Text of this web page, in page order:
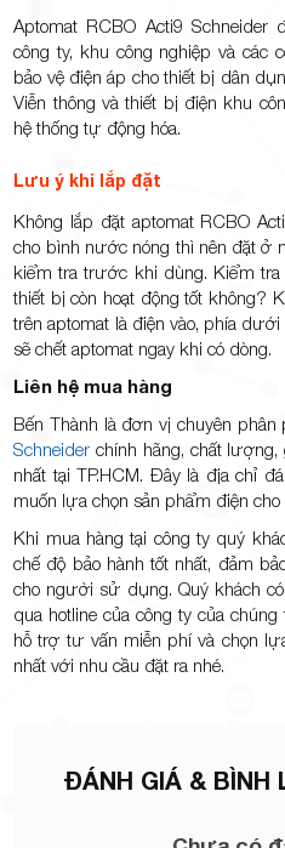
Aptomat RCBO Acti9
công ty, khu công nghiệp và các
bảo vệ điện áp cho thiết bị dân
Viễn thông và thiết bị điện khu
hệ thống tự động hóa.
Lưu ý khi lắp đặt
Không lắp đặt aptomat RCBO
cho bình nước nóng thì nên đặt ở
kiểm tra trước khi dùng. Kiểm
thiết bị còn hoạt động tốt không?
trên aptomat là điện vào, phía
sẽ chết aptomat ngay khi có dòng.
Liên hệ mua hàng
Bến Thành là đơn vị chuyên phân
Schneider chính hãng, chất lượng,
nhất tại TP.HCM. Đây là địa chỉ
muốn lựa chọn sản phẩm điện
Khi mua hàng tại công ty quý
chế độ bảo hành tốt nhất, đảm
cho người sử dụng. Quý khách
qua hotline của công ty của
hỗ trợ tư vấn miễn phí và chọn
nhất với nhu cầu đặt ra nhé.
ĐÁNH GIÁ & BÌNH